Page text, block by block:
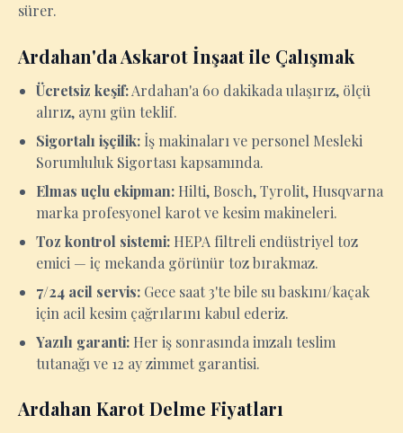
sürer.
Ardahan'da Askarot İnşaat ile Çalışmak
Ücretsiz keşif:Ardahan'a 60 dakikada ulaşırız, ölçü
alırız, aynı gün teklif.
Sigortalı işçilik: İş makinaları ve personel Mesleki
Sorumluluk Sigortası kapsamında.
Elmas uçlu ekipman: Hilti, Bosch, Tyrolit, Husqvarna
marka profesyonel karot ve kesim makineleri.
Toz kontrol sistemi: HEPA filtreli endüstriyel toz
emici — iç mekanda görünür toz bırakmaz.
7/24 acil servis: Gece saat 3'te bile su baskını/kaçak
için acil kesim çağrılarını kabul ederiz.
Yazılı garanti: Her iş sonrasında imzalı teslim
tutanağı ve 12 ay zimmet garantisi.
Ardahan Karot Delme Fiyatları